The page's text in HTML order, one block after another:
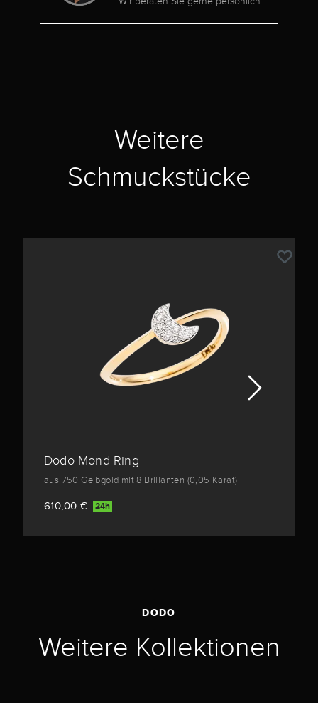
Weitere
Schmuckstücke
Dodo Mond Ring
aus 750 Gelbgold mit 8 Brillanten (0,05 Karat)
610,00 € 24h
DODO
Weitere Kollektionen